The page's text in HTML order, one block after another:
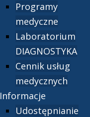
Programy
medyczne
Laboratorium
DIAGNOSTYKA
Cennik usług
medycznych
Informacje
Udostępnianie